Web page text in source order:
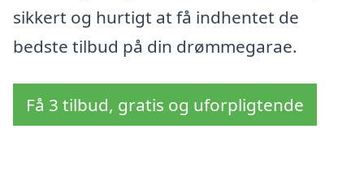
sikkert og hurtigt at få indhentet de
bedste tilbud på din drømmegarae.
Få 3 tilbud, gratis og uforpligtende